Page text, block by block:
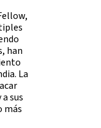
han
La
sus
más